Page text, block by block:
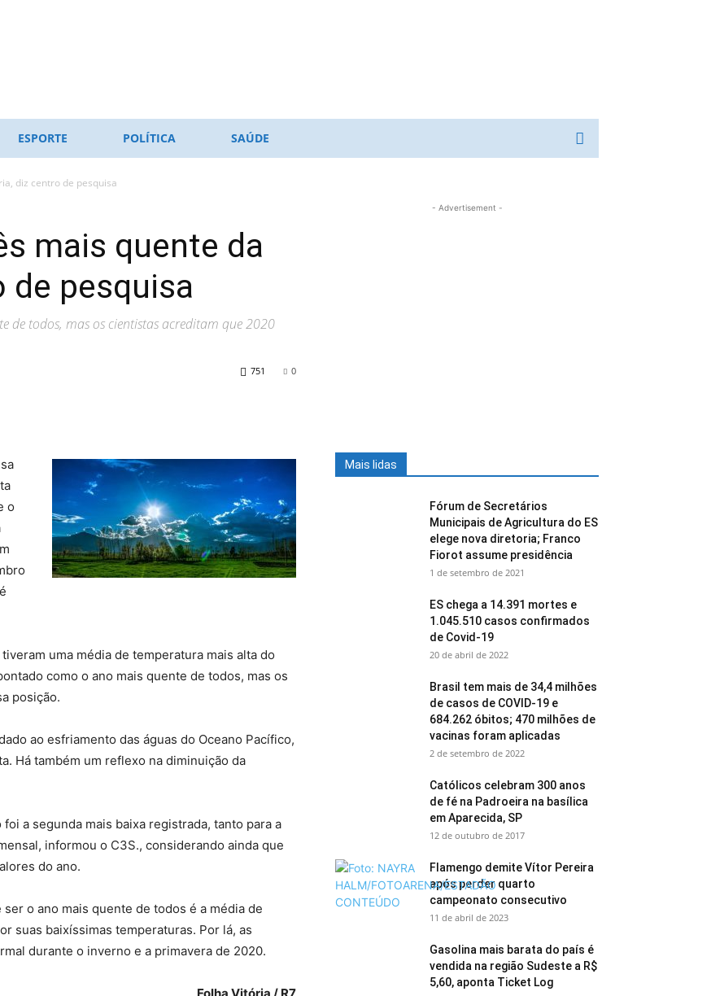
ESPORTE POLÍTICA SAÚDE
diz centro de pesquisa
mais quente da
de pesquisa
de todos, mas os cientistas acreditam que 2020
0
751
o
uma média de temperatura mais alta do
como o ano mais quente de todos, mas os
posição.
ao esfriamento das águas do Oceano Pacífico,
Há também um reflexo na diminuição da
a segunda mais baixa registrada, tanto para a
informou o C3S., considerando ainda que
do ano.
o ano mais quente de todos é a média de
suas baixíssimas temperaturas. Por lá, as
durante o inverno e a primavera de 2020.
- Advertisement -
Mais lidas
Fórum de Secretários
Municipais de Agricultura do ES
elege nova diretoria; Franco
Fiorot assume presidência
1 de setembro de 2021
ES chega a 14.391 mortes e
1.045.510 casos confirmados
de Covid-19
20 de abril de 2022
Brasil tem mais de 34,4 milhões
de casos de COVID-19 e
684.262 óbitos; 470 milhões de
vacinas foram aplicadas
2 de setembro de 2022
Católicos celebram 300 anos
de fé na Padroeira na basílica
em Aparecida, SP
12 de outubro de 2017
Flamengo demite Vítor Pereira
após perder quarto
campeonato consecutivo
11 de abril de 2023
Gasolina mais barata do país é
vendida na região Sudeste a R$
5,60, aponta Ticket Log